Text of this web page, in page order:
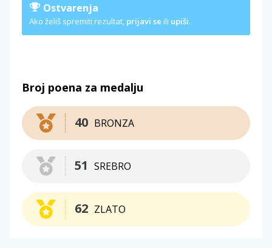
Ostvarenja
Ako želiš spremiti rezultat, prijavi se ili upiši.
Broj poena za medalju
BRONZA
40
SREBRO
51
ZLATO
62